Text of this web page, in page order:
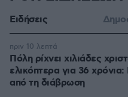
Ειδήσεις
Πόλη ρίχνει χιλιάδες
ελικόπτερα για 36
από τη διάβρωση
πριν 10 λεπτά